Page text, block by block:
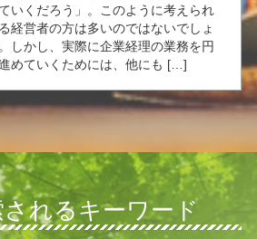
いくだろう」。このように考えられ
経営者の方は多いのではないでしょ
しかし、実際に企業経理の業務を円
めていくためには、他にも […]
れるキーワード